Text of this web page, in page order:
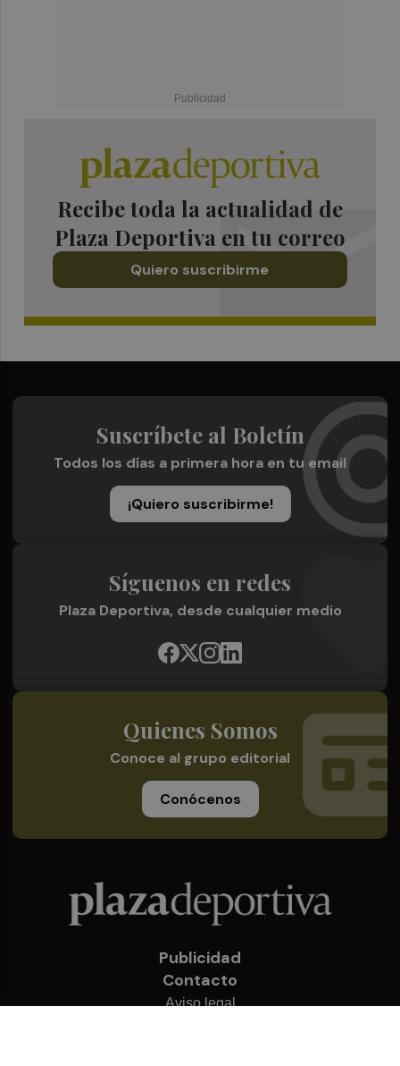
Recibe toda la actualidad de
Plaza Deportiva en tu correo
Quiero suscribirme
Suscríbete al Boletín
Todos los días a primera hora en tu email
¡Quiero suscribirme!
Síguenos en redes
Plaza Deportiva, desde cualquier medio
Quienes Somos
Conoce al grupo editorial
Conócenos
Publicidad
Contacto
Aviso legal